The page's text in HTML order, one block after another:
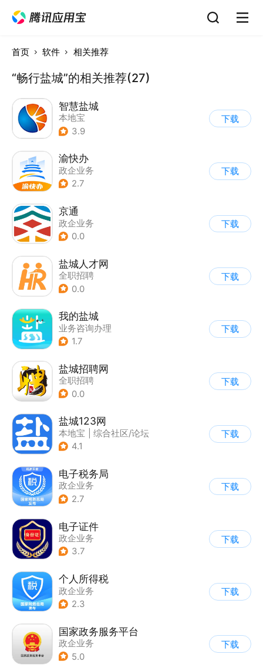
首页 软件 相关推荐
“畅行盐城”的相关推荐(27)
智慧盐城
本地宝
3.9
下载
渝快办
政企业务
2.7
下载
京通
政企业务
0.0
下载
盐城人才网
全职招聘
0.0
下载
我的盐城
业务咨询办理
| 综合服务
1.7
下载
盐城招聘网
全职招聘
0.0
下载
盐城123网
本地宝
综合社区/论坛
4.1
下载
电子税务局
政企业务
2.7
下载
电子证件
政企业务
3.7
下载
个人所得税
政企业务
2.3
下载
国家政务服务平台
政企业务
5.0
下载